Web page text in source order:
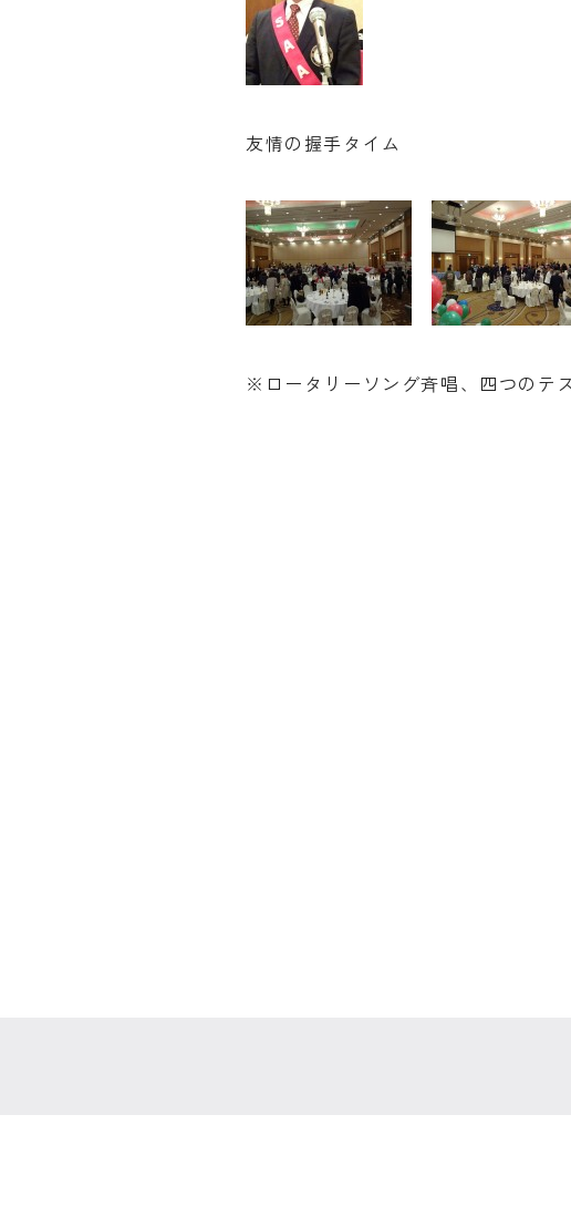
友情の握手タイム
※ロータリーソング斉唱、四つのテ